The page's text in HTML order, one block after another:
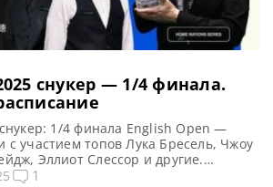
снукер — 1/4 финала.
1/4 финала English Open —
с участием топов Лука Бресель, Чжоу
Эллиот Слессор и другие.
Англия Предыдущий чемпион:
1